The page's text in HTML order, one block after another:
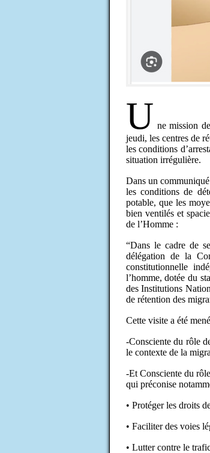
U ne mission
jeudi, les centres de
les conditions
situation irrégulière.
Dans un
les conditions de
potable, que les
bien ventilés et
de l’Homme :
“Dans le cadre de
délégation de la
constitutionnelle
l’homme, dotée du
des Institutions
de rétention des
Cette visite a été
-Consciente du rôle
le contexte de la
-Et Consciente du
qui préconise
• Protéger les droits
• Faciliter des voies
• Lutter contre le